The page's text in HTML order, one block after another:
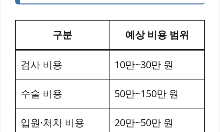
구분 예상 비용 범위
검사 비용 10만~30만 원
수술 비용 50만~150만 원
입원·처치 비용 20만~50만 원